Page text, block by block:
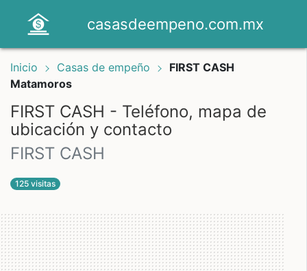
casasdeempeno.com.mx
Inicio Casas de empeño
FIRST CASH
Matamoros
FIRST CASH - Teléfono, mapa de
ubicación y contacto
FIRST CASH
125 visitas